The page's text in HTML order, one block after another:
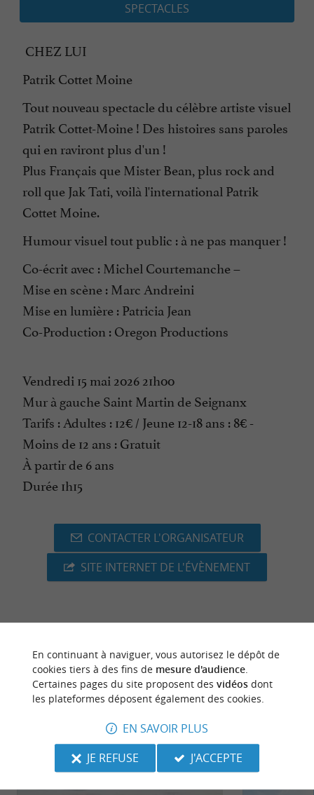
SPECTACLES
CHEZ LUI
Patrik Cottet Moine
Tout nouveau spectacle du célèbre artiste visuel
Patrik Cottet-Moine ! Des histoires sans paroles
qui en raviront plus d'un !
Plus Français que Mister Bean, plus rock and
roll que Jak Tati, voilà l'international Patrik
Cottet Moine.
Humour visuel tout public : à ne pas manquer !
Co-écrit avec : Michel Courtemanche –
Mise en scène : Marc Andreini
Mise en lumière : Patricia Jean
Co-Production : Oregon Productions
Vendredi 15 mai 2026 21h00
Mur à gauche Saint Martin de Seignanx
Tarifs : Adultes : 12€ / Jeune 12-18 ans : 8€ -
Moins de 12 ans : Gratuit
À partir de 6 ans
Durée 1h15
CONTACTER L'ORGANISATEUR
SITE INTERNET DE L'ÉVÈNEMENT
Source :Evènement proposé par un internaute
NOUS AVONS TESTÉPOUR VOUS
En continuant à naviguer, vous autorisez le dépôt de
cookies tiers à des fins de mesure d'audience.
Certaines pages du site proposent des vidéosdont
les plateformes déposent également des cookies.
EN SAVOIR PLUS
JE REFUSE
J'ACCEPTE